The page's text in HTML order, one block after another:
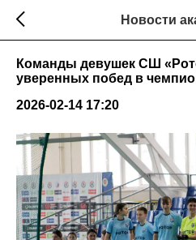
Новости
Команды девушек СШ
уверенных побед в
2026-02-14 17:20